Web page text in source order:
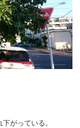
がっている。